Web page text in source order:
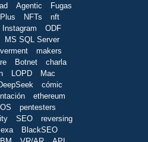
Agentic
Fugas
NFTs
nft
Instagram
ODF
MS SQL Server
makers
Botnet
charla
LOPD
Mac
cómic
ethereum
pentesters
SEO
reversing
BlackSEO